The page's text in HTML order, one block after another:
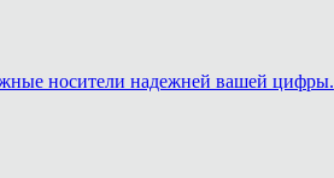
носители надежней вашей цифры.